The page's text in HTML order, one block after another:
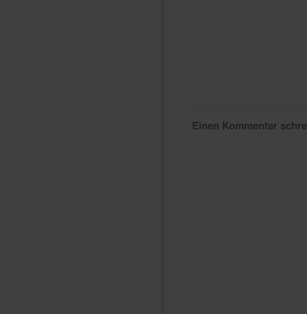
Einen Kommentar